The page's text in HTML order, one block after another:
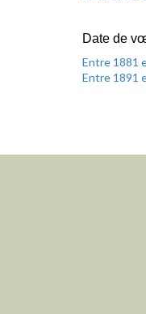
Date de
Entre 1881
Entre 1891